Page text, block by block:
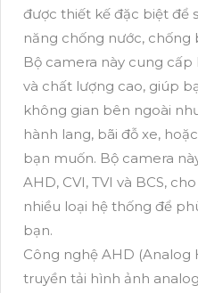
được thiết kế đặc biệt để
năng chống nước, chống
Bộ camera này cung
và chất lượng cao, giúp
không gian bên ngoài
hành lang, bãi đỗ xe,
bạn muốn. Bộ camera
AHD, CVI, TVI và BCS,
nhiều loại hệ thống để
bạn.
Công nghệ AHD
truyền tải hình ảnh